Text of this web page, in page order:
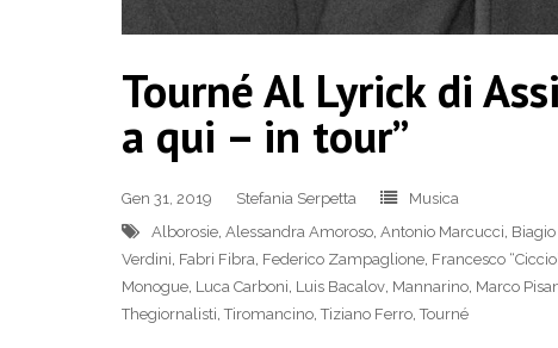
Tourné Al Lyrick di
a qui – in tour”
Gen 31, 2019 Stefania Serpetta
Musica
Alborosie Alessandra Amoroso Antonio Marcucci
Verdini Fabri Fibra Federico Zampaglione Francesco
Monogue Luca Carboni Luis Bacalov Mannarino Marco
Thegiornalisti ,Tiromancino ,Tiziano Ferro ,Tourné